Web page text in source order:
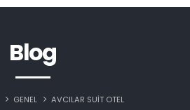
Blog
GENEL AVCILAR SUIT OTEL